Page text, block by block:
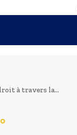
à travers la...